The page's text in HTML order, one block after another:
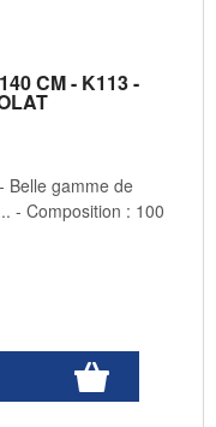
CM - K113 -
Belle gamme de
- Composition : 100